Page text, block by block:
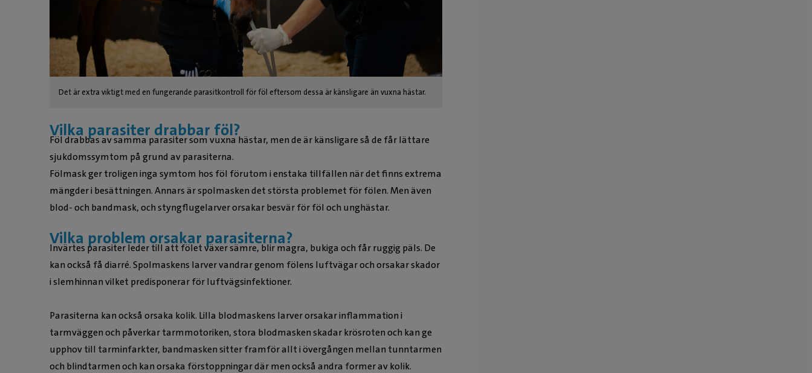
Det är extra viktigt med en fungerande parasitkontroll för föl eftersom dessa är känsligare än vuxna hästar.
Vilka parasiter drabbar föl?
Föl drabbas av samma parasiter som vuxna hästar, men de är känsligare så de får lättare
sjukdomssymtom på grund av parasiterna.
Fölmask ger troligen inga symtom hos föl förutom i enstaka tillfällen när det finns extrema
mängder i besättningen. Annars är spolmasken det största problemet för fölen. Men även
blod- och bandmask, och styngflugelarver orsakar besvär för föl och unghästar.
Vilka problem orsakar parasiterna?
Invärtes parasiter leder till att fölet växer sämre, blir magra, bukiga och får ruggig päls. De
kan också få diarré. Spolmaskens larver vandrar genom fölens luftvägar och orsakar skador
i slemhinnan vilket predisponerar för luftvägsinfektioner.
Parasiterna kan också orsaka kolik. Lilla blodmaskens larver orsakar inflammation i
tarmväggen och påverkar tarmmotoriken, stora blodmasken skadar krösroten och kan ge
upphov till tarminfarkter, bandmasken sitter framför allt i övergången mellan tunntarmen
och blindtarmen och kan orsaka förstoppningar där men också andra former av kolik.